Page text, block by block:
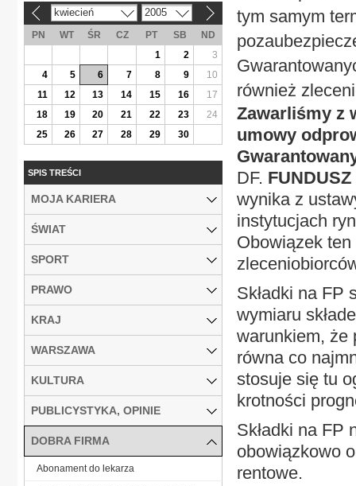
tym samym
również
Zawarliśmy z
umowy
DF.
wynika z
instytucjach
Obowiązek
Składki na FP
wymiaru
warunkiem, że
równa co
stosuje się tu
krotności
Składki na FP
obowiązkowo
rentowe.
kwiecień 2005
PN WT ŚR CZ PT SB
ND
1
2
3
4
5 6 7 8 9
10
11
12 13 14 15 16
17
18
19 20 21 22 23
24
25
26 27 28 29 30
SPIS TREŚCI
MOJA KARIERA
ŚWIAT
SPORT
PRAWO
KRAJ
WARSZAWA
KULTURA
PUBLICYSTYKA, OPINIE
DOBRA FIRMA
Abonament do lekarza